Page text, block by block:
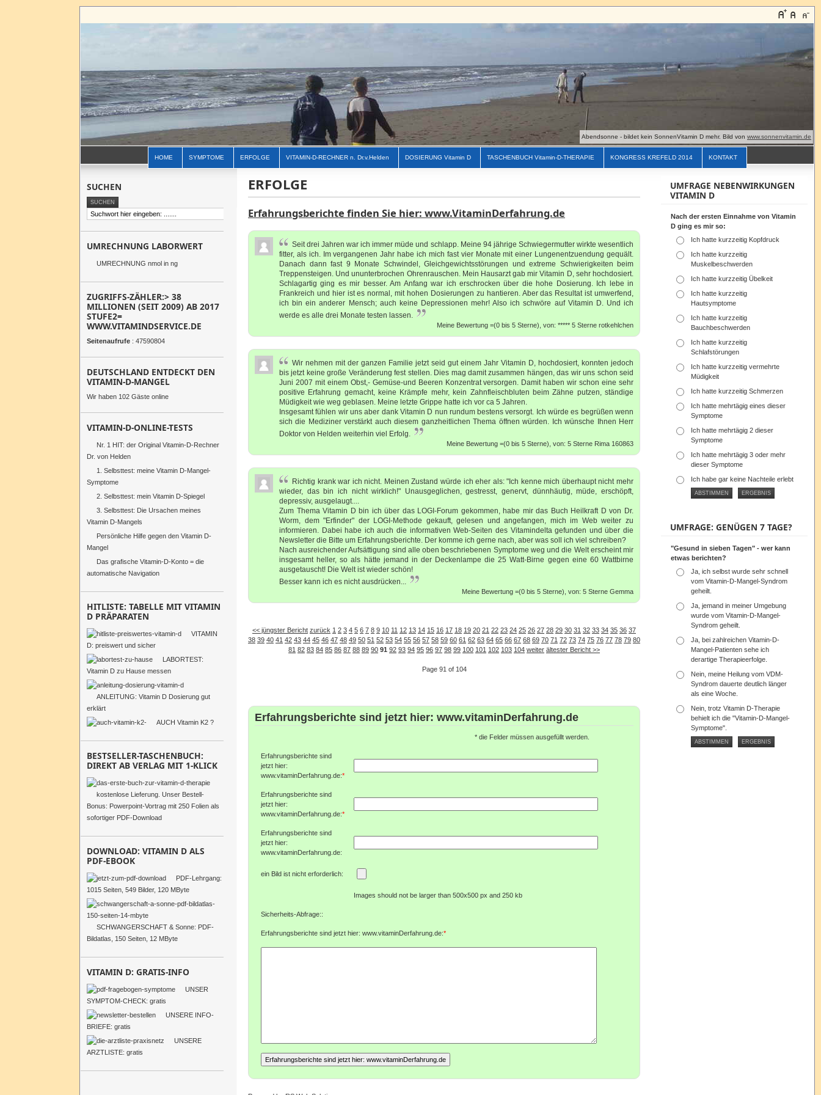
Abendsonne - bildet kein SonnenVitamin D mehr. Bild von www.sonnenvitamin.de
HOME SYMPTOME ERFOLGE VITAMIN-D-RECHNER n. Dr.v.Helden DOSIERUNG Vitamin D TASCHENBUCH Vitamin-D-THERAPIE KONGRESS KREFELD 2014 KONTAKT
ERFOLGE
Erfahrungsberichte finden Sie hier: www.VitaminDerfahrung.de
Seit drei Jahren war ich immer müde und schlapp. Meine 94 jährige Schwiegermutter wirkte wesentlich
fitter, als ich. Im vergangenen Jahr habe ich mich fast vier Monate mit einer Lungenentzuendung gequält.
Danach dann fast 9 Monate Schwindel, Gleichgewichtsstörungen und extreme Schwierigkeiten beim
Treppensteigen. Und ununterbrochen Ohrenrauschen. Mein Hausarzt gab mir Vitamin D, sehr hochdosiert.
Schlagartig ging es mir besser. Am Anfang war ich erschrocken über die hohe Dosierung. Ich lebe in
Frankreich und hier ist es normal, mit hohen Dosierungen zu hantieren. Aber das Resultat ist umwerfend,
ich bin ein anderer Mensch; auch keine Depressionen mehr! Also ich schwöre auf Vitamin D. Und ich
werde es alle drei Monate testen lassen.
Meine Bewertung =(0 bis 5 Sterne), von: ***** 5 Sterne rotkehlchen
Wir nehmen mit der ganzen Familie jetzt seid gut einem Jahr Vitamin D, hochdosiert, konnten jedoch
bis jetzt keine große Veränderung fest stellen. Dies mag damit zusammen hängen, das wir uns schon seid
Juni 2007 mit einem Obst,- Gemüse-und Beeren Konzentrat versorgen. Damit haben wir schon eine sehr
positive Erfahrung gemacht, keine Krämpfe mehr, kein Zahnfleischbluten beim Zähne putzen, ständige
Müdigkeit wie weg geblasen. Meine letzte Grippe hatte ich vor ca 5 Jahren.
Insgesamt fühlen wir uns aber dank Vitamin D nun rundum bestens versorgt. Ich würde es begrüßen wenn
sich die Mediziner verstärkt auch diesem ganzheitlichen Thema öffnen würden. Ich wünsche Ihnen Herr
Doktor von Helden weiterhin viel Erfolg.
Meine Bewertung =(0 bis 5 Sterne), von: 5 Sterne Rima 160863
Richtig krank war ich nicht. Meinen Zustand würde ich eher als: "Ich kenne mich überhaupt nicht mehr
wieder, das bin ich nicht wirklich!" Unausgeglichen, gestresst, genervt, dünnhäutig, müde, erschöpft,
depressiv, ausgelaugt....
Zum Thema Vitamin D bin ich über das LOGI-Forum gekommen, habe mir das Buch Heilkraft D von Dr.
Worm, dem "Erfinder" der LOGI-Methode gekauft, gelesen und angefangen, mich im Web weiter zu
informieren. Dabei habe ich auch die informativen Web-Seiten des Vitamindelta gefunden und über die
Newsletter die Bitte um Erfahrungsberichte. Der komme ich gerne nach, aber was soll ich viel schreiben?
Nach ausreichender Aufsättigung sind alle oben beschriebenen Symptome weg und die Welt erscheint mir
insgesamt heller, so als hätte jemand in der Deckenlampe die 25 Watt-Birne gegen eine 60 Wattbirne
ausgetauscht! Die Welt ist wieder schön!
Besser kann ich es nicht ausdrücken...
Meine Bewertung =(0 bis 5 Sterne), von: 5 Sterne Gemma
<< jüngster Bericht zurück 1 2 3 4 5 6 7 8 9 10 11 12 13 14 15 16 17 18 19 20 21 22 23 24 25 26 27 28 29 30 31 32 33 34 35 36 37
38 39 40 41 42 43 44 45 46 47 48 49 50 51 52 53 54 55 56 57 58 59 60 61 62 63 64 65 66 67 68 69 70 71 72 73 74 75 76 77 78 79 80
81 82 83 84 85 86 87 88 89 90 91 92 93 94 95 96 97 98 99 100 101 102 103 104 weiter ältester Bericht >>
Page 91 of 104
Erfahrungsberichte sind jetzt hier: www.vitaminDerfahrung.de
* die Felder müssen ausgefüllt werden.
Erfahrungsberichte sind
jetzt hier:
www.vitaminDerfahrung.de:*
Erfahrungsberichte sind
jetzt hier:
www.vitaminDerfahrung.de:*
Erfahrungsberichte sind
jetzt hier:
www.vitaminDerfahrung.de:
ein Bild ist nicht erforderlich:
Images should not be larger than 500x500 px and 250 kb
Sicherheits-Abfrage::
Erfahrungsberichte sind jetzt hier: www.vitaminDerfahrung.de:*
SUCHEN
UMRECHNUNG LABORWERT
UMRECHNUNG nmol in ng
ZUGRIFFS-ZÄHLER:> 38
MILLIONEN (SEIT 2009) AB 2017
STUFE2=
WWW.VITAMINDSERVICE.DE
Seitenaufrufe : 47590804
DEUTSCHLAND ENTDECKT DEN
VITAMIN-D-MANGEL
Wir haben 102 Gäste online
VITAMIN-D-ONLINE-TESTS
Nr. 1 HIT: der Original Vitamin-D-Rechner
Dr. von Helden
1. Selbsttest: meine Vitamin D-Mangel-
Symptome
2. Selbsttest: mein Vitamin D-Spiegel
3. Selbsttest: Die Ursachen meines
Vitamin D-Mangels
Persönliche Hilfe gegen den Vitamin D-
Mangel
Das grafische Vitamin-D-Konto = die
automatische Navigation
HITLISTE: TABELLE MIT VITAMIN
D PRÄPARATEN
VITAMIN
D: preiswert und sicher
LABORTEST:
Vitamin D zu Hause messen
ANLEITUNG: Vitamin D Dosierung gut
erklärt
AUCH Vitamin K2 ?
BESTSELLER-TASCHENBUCH:
DIREKT AB VERLAG MIT 1-KLICK
kostenlose Lieferung. Unser Bestell-
Bonus: Powerpoint-Vortrag mit 250 Folien als
sofortiger PDF-Download
DOWNLOAD: VITAMIN D ALS
PDF-EBOOK
PDF-Lehrgang:
1015 Seiten, 549 Bilder, 120 MByte
SCHWANGERSCHAFT & Sonne: PDF-
Bildatlas, 150 Seiten, 12 MByte
VITAMIN D: GRATIS-INFO
UNSER
SYMPTOM-CHECK: gratis
UNSERE INFO-
BRIEFE: gratis
UNSERE
ARZTLISTE: gratis
UMFRAGE NEBENWIRKUNGEN
VITAMIN D
Nach der ersten Einnahme von Vitamin
D ging es mir so:
Ich hatte kurzzeitig Kopfdruck
Ich hatte kurzzeitig
Muskelbeschwerden
Ich hatte kurzzeitig Übelkeit
Ich hatte kurzzeitig
Hautsymptome
Ich hatte kurzzeitig
Bauchbeschwerden
Ich hatte kurzzeitig
Schlafstörungen
Ich hatte kurzzeitig vermehrte
Müdigkeit
Ich hatte kurzzeitig Schmerzen
Ich hatte mehrtägig eines dieser
Symptome
Ich hatte mehrtägig 2 dieser
Symptome
Ich hatte mehrtägig 3 oder mehr
dieser Symptome
Ich habe gar keine Nachteile erlebt
UMFRAGE: GENÜGEN 7 TAGE?
"Gesund in sieben Tagen" - wer kann
etwas berichten?
Ja, ich selbst wurde sehr schnell
vom Vitamin-D-Mangel-Syndrom
geheilt.
Ja, jemand in meiner Umgebung
wurde vom Vitamin-D-Mangel-
Syndrom geheilt.
Ja, bei zahlreichen Vitamin-D-
Mangel-Patienten sehe ich
derartige Therapieerfolge.
Nein, meine Heilung vom VDM-
Syndrom dauerte deutlich länger
als eine Woche.
Nein, trotz Vitamin D-Therapie
behielt ich die "Vitamin-D-Mangel-
Symptome".